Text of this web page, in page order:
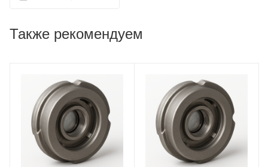
Также рекомендуем